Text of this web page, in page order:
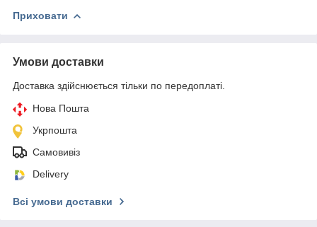
Приховати
Умови доставки
Доставка здійснюється тільки по передоплаті.
Нова Пошта
Укрпошта
Самовивіз
Delivery
Всі умови доставки